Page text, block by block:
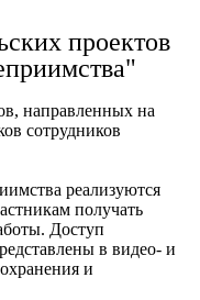
проектов
направленных на
сотрудников
реализуются
получать
Доступ
в видео- и
и